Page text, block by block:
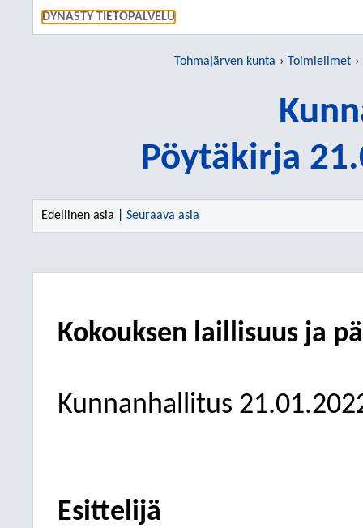
DYNASTY TIETOPALVELU
Tohmajärven kunta Toimielimet
Pöytäkirja
Edellinen asia | Seuraava asia
Kokouksen laillisuus ja
Kunnanhallitus
Esittelijä